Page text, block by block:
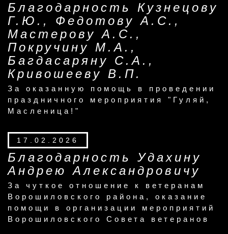
Благодарность Кузнецову
Г.Ю., Федотову А.С.,
Мастерову А.С.,
Покручину М.А.,
Багдасаряну С.А.,
Кривошееву В.П.
За оказанную помощь в проведении
праздничного мероприятия "Гуляй,
Масленица!"
17.02.2026
Благодарность Удахину
Андрею Александровичу
За чуткое отношение к ветеранам
Ворошиловского района, оказание
помощи в организации мероприятий
Ворошиловского Совета ветеранов